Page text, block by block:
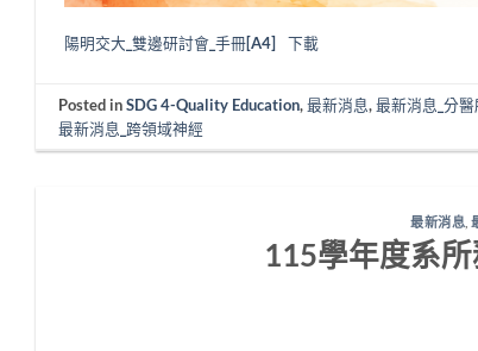
陽明交大_雙邊研討會_手冊[A4] 下載
Posted inSDG 4-Quality Education,最新消息,最新消息_分醫
最新消息_跨領域神經
最新消息 ,
115學年度系